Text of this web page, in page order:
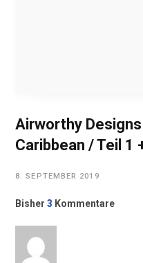
Airworthy
Caribbean / Teil 1
8. SEPTEMBER 2019
Bisher 3 Kommentare